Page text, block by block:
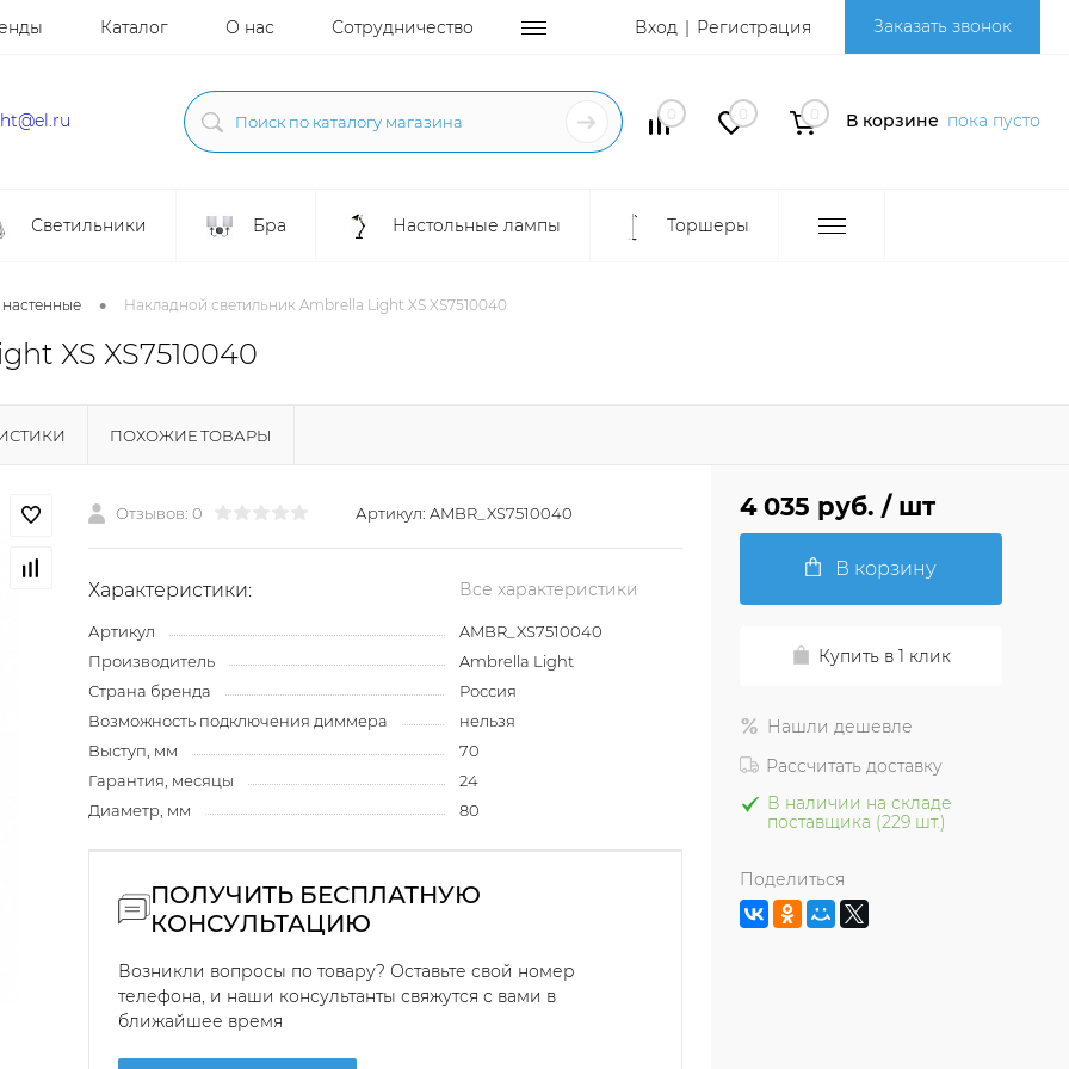
Каталог О нас Сотрудничество Вход Регистрация Заказать звонок
0 0 0 В корзине пока пусто
Светильники Бра Настольные лампы Торшеры
• Накладной светильник Ambrella Light XS XS7510040
XS XS7510040
ПОХОЖИЕ ТОВАРЫ
Отзывов: 0 Артикул: AMBR_XS7510040
Характеристики: Все характеристики
Артикул
AMBR_XS7510040
Производитель
Ambrella Light
Страна бренда
Россия
Возможность подключения диммера
нельзя
Выступ, мм
70
Гарантия, месяцы
24
Диаметр, мм
80
ПОЛУЧИТЬ БЕСПЛАТНУЮ
КОНСУЛЬТАЦИЮ
Возникли вопросы по товару? Оставьте свой номер
телефона, и наши консультанты свяжутся с вами в
ближайшее время
4 035 руб. / шт
В корзину
Купить в 1 клик
Нашли дешевле
Рассчитать доставку
В наличии на складе
поставщика (229 шт.)
Поделиться